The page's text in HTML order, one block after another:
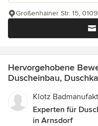
Großenhainer Str. 15,
Hervorgehobene
Duscheinbau,
Klotz
Experten für
in Arnsdorf